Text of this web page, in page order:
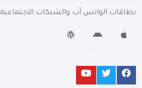
بطاقات الواتس آب والشبكات الاجتماعية